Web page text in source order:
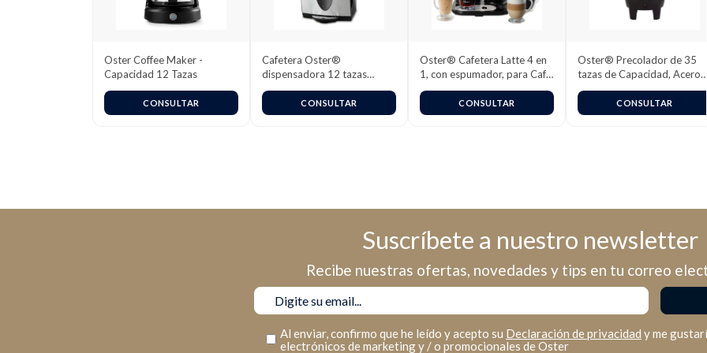
Oster Coffee Maker -
Capacidad 12 Tazas
CONSULTAR
Cafetera Oster®
dispensadora 12 tazas
programable
CONSULTAR
Oster® Cafetera Latte 4 en
1, con espumador, para Café
Helado, Granizado o
Caliente, Negro,
BVSTDC02B
CONSULTAR
Oster® Precolador de 35
tazas de Capacidad, Acero
Inoxidable, BVSTDC3390
CONSULTAR
Suscríbete a nuestro newsletter
Recibe nuestras ofertas, novedades y tips en tu correo
Al enviar, confirmo que he leído y acepto su Declaración de privacidad y me
electrónicos de marketing y / o promocionales de Oster